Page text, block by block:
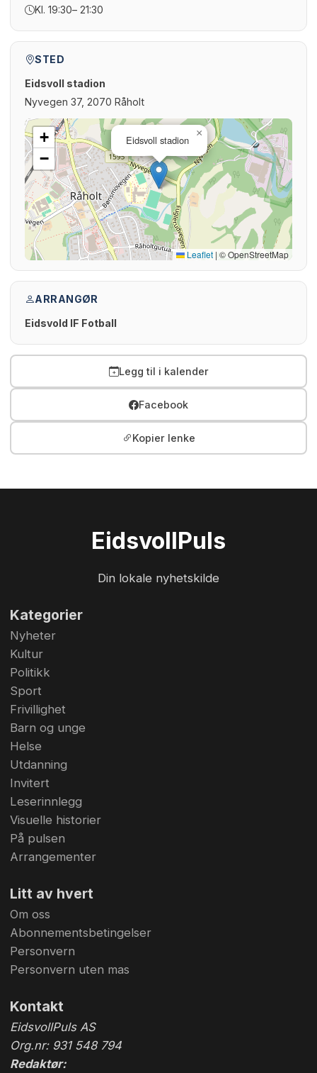
Kl. 19:30– 21:30
STED
Eidsvoll stadion
Nyvegen 37, 2070 Råholt
Eidsvoll stadion
×
+
−
Leaflet | © OpenStreetMap
ARRANGØR
Eidsvold IF Fotball
Legg til i kalender
Facebook
Kopier lenke
EidsvollPuls
Din lokale nyhetskilde
Kategorier
Nyheter
Kultur
Politikk
Sport
Frivillighet
Barn og unge
Helse
Utdanning
Invitert
Leserinnlegg
Visuelle historier
På pulsen
Arrangementer
Litt av hvert
Om oss
Abonnementsbetingelser
Personvern
Personvern uten mas
Kontakt
EidsvollPuls AS
Org.nr: 931 548 794
Redaktør: